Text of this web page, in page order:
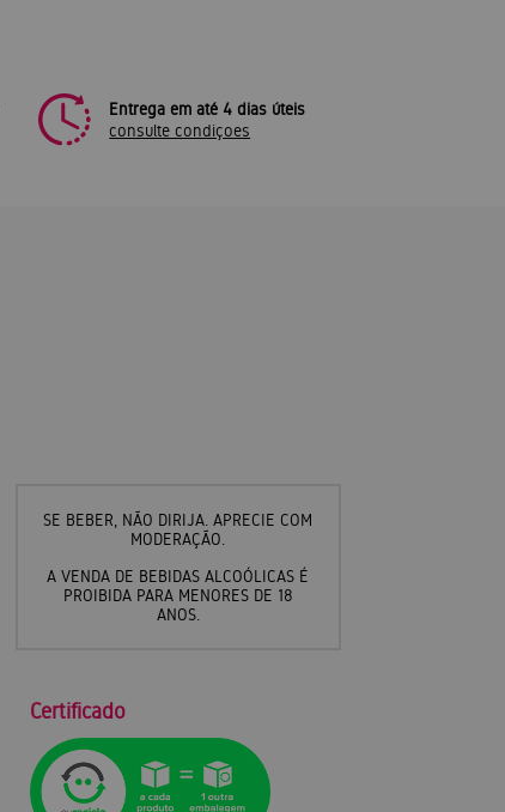
Entrega em até 4 dias úteis
consulte condiçoes
SE BEBER, NÃO DIRIJA. APRECIE COM
MODERAÇÃO.
A VENDA DE BEBIDAS ALCOÓLICAS É
PROIBIDA PARA MENORES DE 18
ANOS.
Certificado